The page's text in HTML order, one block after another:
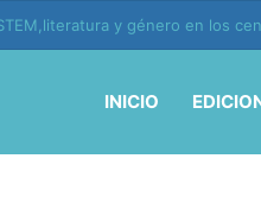
y género en los
INICIO